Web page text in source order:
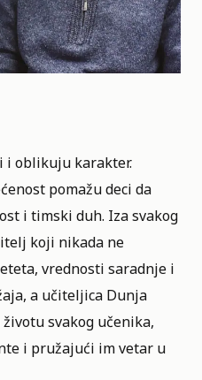
i oblikuju karakter.
pomažu deci da
i timski duh. Iza svakog
koji nikada ne
vrednosti saradnje i
a učiteljica Dunja
svakog učenika,
i pružajući im vetar u